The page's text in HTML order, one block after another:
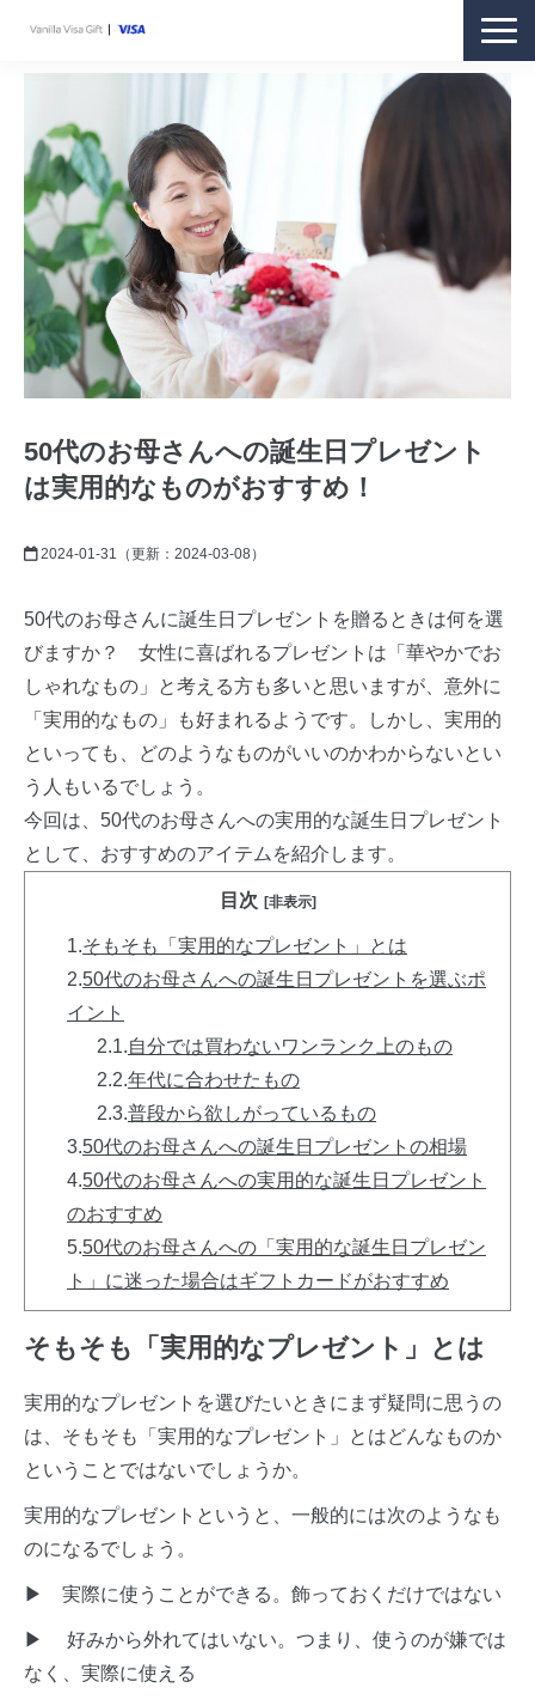
ギフトをお持ちの方
お客さまサポート
オンラインストア
50代のお母さんへの誕生日プレゼント
は実用的なものがおすすめ！
2024-01-31 （更新： 2024-03-08 ）
50代のお母さんに誕生日プレゼントを贈るときは何を選
びますか？ 女性に喜ばれるプレゼントは「華やかでお
しゃれなもの」と考える方も多いと思いますが、意外に
「実用的なもの」も好まれるようです。しかし、実用的
といっても、どのようなものがいいのかわからないとい
う人もいるでしょう。
今回は、50代のお母さんへの実用的な誕生日プレゼント
として、おすすめのアイテムを紹介します。
目次 [非表示]
1.そもそも「実用的なプレゼント」とは
2.50代のお母さんへの誕生日プレゼントを選ぶポ
イント
2.1.自分では買わないワンランク上のもの
2.2.年代に合わせたもの
2.3.普段から欲しがっているもの
3.50代のお母さんへの誕生日プレゼントの相場
4.50代のお母さんへの実用的な誕生日プレゼント
のおすすめ
5.50代のお母さんへの「実用的な誕生日プレゼン
ト」に迷った場合はギフトカードがおすすめ
そもそも「実用的なプレゼント」とは
実用的なプレゼントを選びたいときにまず疑問に思うの
は、そもそも「実用的なプレゼント」とはどんなものか
ということではないでしょうか。
実用的なプレゼントというと、一般的には次のようなも
のになるでしょう。
▶ 実際に使うことができる。飾っておくだけではない
▶ 好みから外れてはいない。つまり、使うのが嫌では
なく、実際に使える